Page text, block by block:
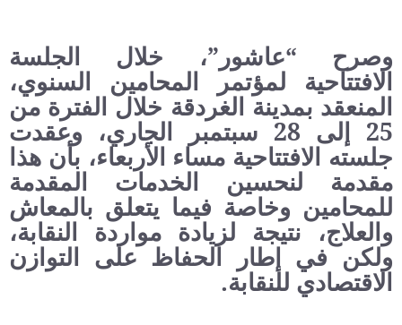
وصرح “عاشور”، خلال الجلسة
الافتتاحية لمؤتمر المحامين السنوي،
المنعقد بمدينة الغردقة خلال الفترة من
25 إلى 28 سبتمبر الجاري، وعقدت
جلسته الافتتاحية مساء الأربعاء، بأن هذا
مقدمة لنحسين الخدمات المقدمة
للمحامين وخاصة فيما يتعلق بالمعاش
والعلاج، نتيجة لزيادة مواردة النقابة،
ولكن في إطار الحفاظ على التوازن
الاقتصادي للنقابة.